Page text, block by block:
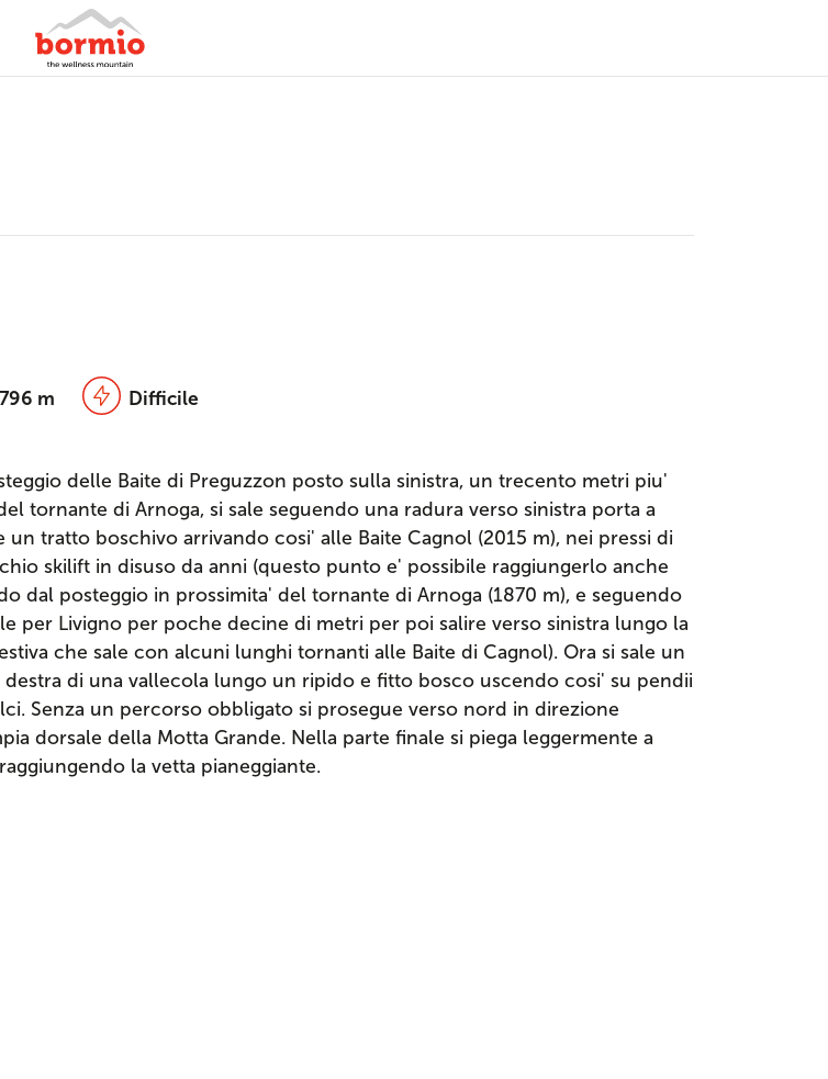
796 m Difficile
delle Baite di Preguzzon posto sulla sinistra, un trecento metri piu'
tornante di Arnoga, si sale seguendo una radura verso sinistra porta a
un tratto boschivo arrivando cosi' alle Baite Cagnol (2015 m), nei pressi di
skilift in disuso da anni (questo punto e' possibile raggiungerlo anche
dal posteggio in prossimita' del tornante di Arnoga (1870 m), e seguendo
per Livigno per poche decine di metri per poi salire verso sinistra lungo la
che sale con alcuni lunghi tornanti alle Baite di Cagnol). Ora si sale un
destra di una vallecola lungo un ripido e fitto bosco uscendo cosi' su pendii
Senza un percorso obbligato si prosegue verso nord in direzione
dorsale della Motta Grande. Nella parte finale si piega leggermente a
la vetta pianeggiante.